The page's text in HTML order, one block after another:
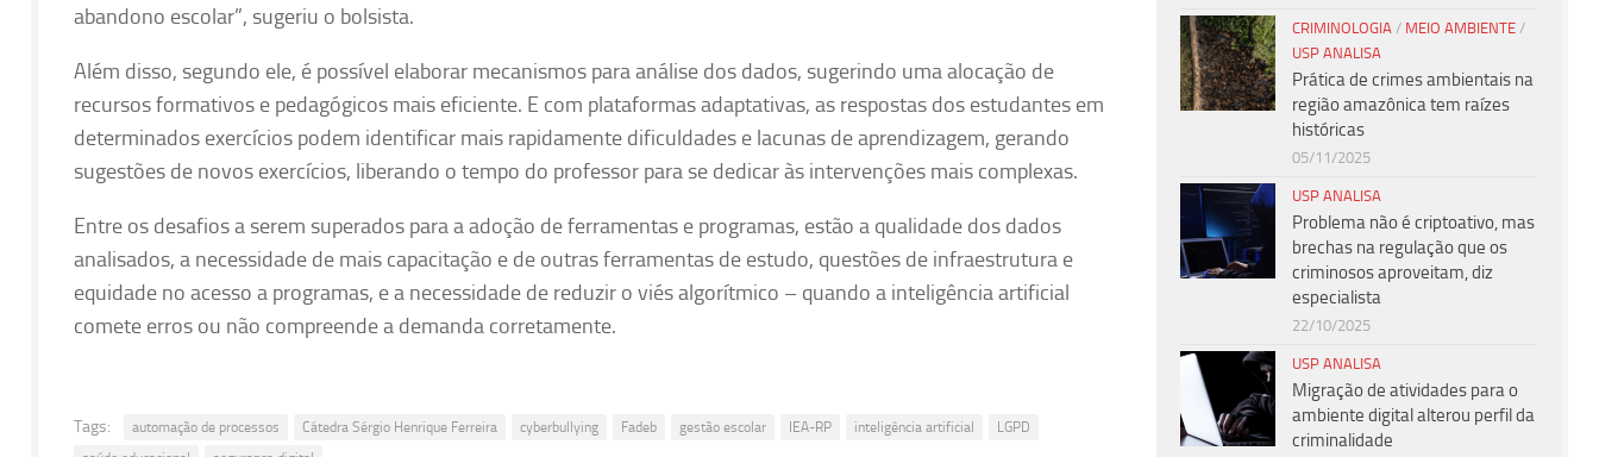
abandono escolar”, sugeriu o bolsista.
Além disso, segundo ele, é possível elaborar mecanismos para análise dos dados, sugerindo uma alocação de
recursos formativos e pedagógicos mais eficiente. E com plataformas adaptativas, as respostas dos estudantes em
determinados exercícios podem identificar mais rapidamente dificuldades e lacunas de aprendizagem, gerando
sugestões de novos exercícios, liberando o tempo do professor para se dedicar às intervenções mais complexas.
Entre os desafios a serem superados para a adoção de ferramentas e programas, estão a qualidade dos dados
analisados, a necessidade de mais capacitação e de outras ferramentas de estudo, questões de infraestrutura e
equidade no acesso a programas, e a necessidade de reduzir o viés algorítmico – quando a inteligência artificial
comete erros ou não compreende a demanda corretamente.
Tags: automação de processos Cátedra Sérgio Henrique Ferreira cyberbullying Fadeb gestão escolar IEA-RP inteligência artificial
LGPD
CRIMINOLOGIA / MEIO AMBIENTE /
USP ANALISA
Prática de crimes ambientais na
região amazônica tem raízes
históricas
05/11/2025
USP ANALISA
Problema não é criptoativo, mas
brechas na regulação que os
criminosos aproveitam, diz
especialista
22/10/2025
USP ANALISA
Migração de atividades para o
ambiente digital alterou perfil da
criminalidade